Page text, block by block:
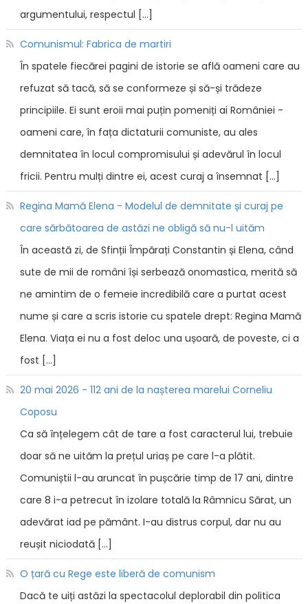
argumentului, respectul […]
Comunismul: Fabrica de martiri
În spatele fiecărei pagini de istorie se află oameni care au
refuzat să tacă, să se conformeze și să-și trădeze
principiile. Ei sunt eroii mai puțin pomeniți ai României -
oameni care, în fața dictaturii comuniste, au ales
demnitatea în locul compromisului și adevărul în locul
fricii. Pentru mulți dintre ei, acest curaj a însemnat […]
Regina Mamă Elena - Modelul de demnitate și curaj pe
care sărbătoarea de astăzi ne obligă să nu-l uităm
În această zi, de Sfinții Împărați Constantin și Elena, când
sute de mii de români își serbează onomastica, merită să
ne amintim de o femeie incredibilă care a purtat acest
nume și care a scris istorie cu spatele drept: Regina Mamă
Elena. Viața ei nu a fost deloc una ușoară, de poveste, ci a
fost […]
20 mai 2026 - 112 ani de la nașterea marelui Corneliu
Coposu
Ca să înțelegem cât de tare a fost caracterul lui, trebuie
doar să ne uităm la prețul uriaș pe care l-a plătit.
Comuniștii l-au aruncat în pușcărie timp de 17 ani, dintre
care 8 i-a petrecut în izolare totală la Râmnicu Sărat, un
adevărat iad pe pământ. I-au distrus corpul, dar nu au
reușit niciodată […]
O țară cu Rege este liberă de comunism
Dacă te uiți astăzi la spectacolul deplorabil din politica